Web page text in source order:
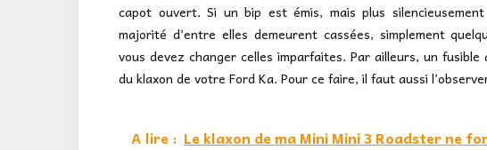
capot ouvert. Si un bip est émis, mais plus
majorité d’entre elles demeurent cassées, simplement
vous devez changer celles imparfaites. Par ailleurs, un
du klaxon de votre Ford Ka. Pour ce faire, il faut aussi
A lire : Le klaxon de ma Mini Mini 3 Roadster ne